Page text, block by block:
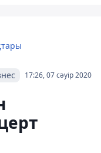
17:26, 07 сәуір 2020